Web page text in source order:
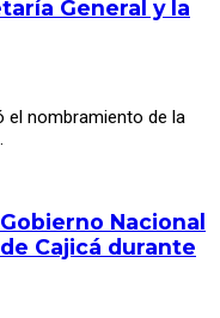
General y la
el nombramiento de la
Nacional
Cajicá durante